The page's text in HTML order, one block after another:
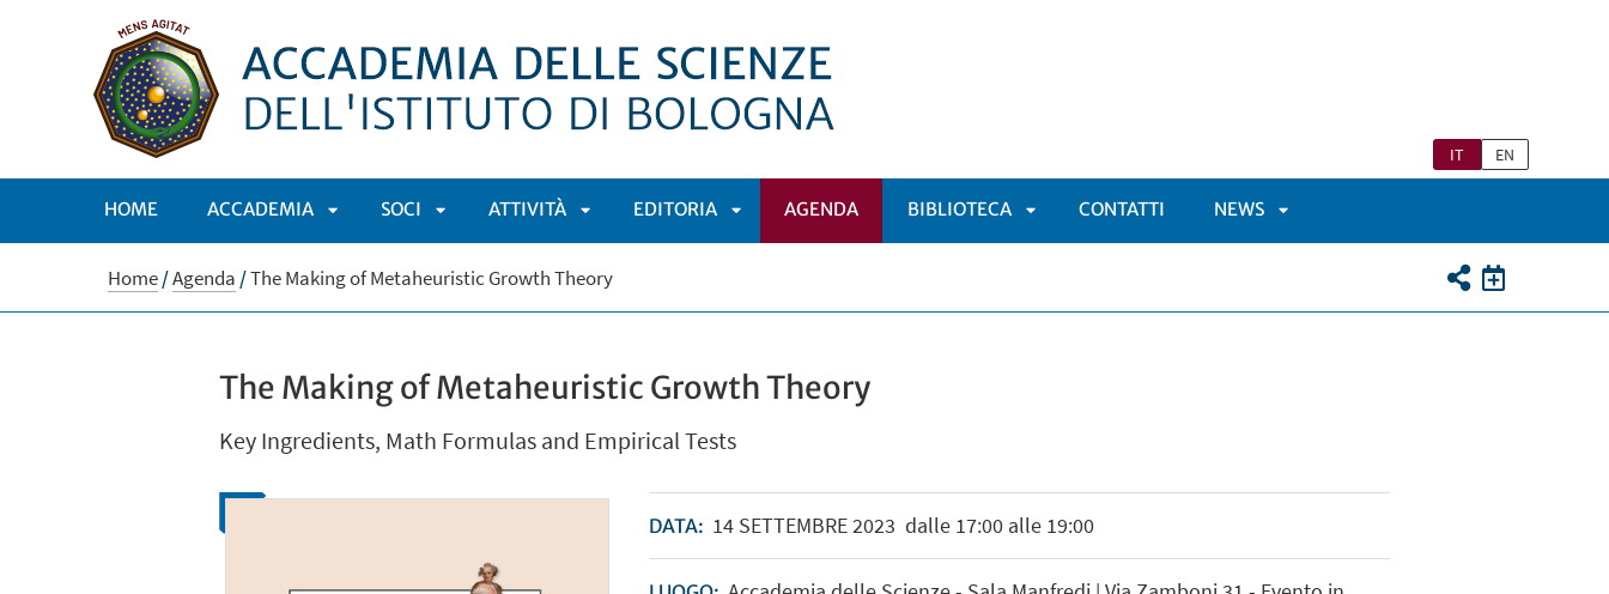
IT EN
HOME ACCADEMIA
APRI
SOCI
APRI
ATTIVITÀ
APRI
EDITORIA AGENDA BIBLIOTECA CONTATTI NEWS
Home/Agenda /The Making of Metaheuristic Growth Theory
The Making of Metaheuristic Growth Theory
Key Ingredients, Math Formulas and Empirical Tests
DATA: 14SETTEMBRE2023 dalle 17:00 alle 19:00